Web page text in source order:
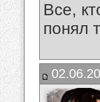
Все,
понял